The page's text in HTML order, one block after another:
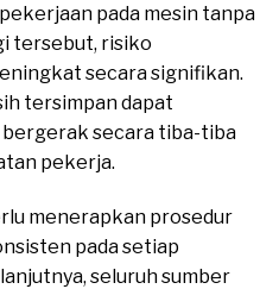
pada mesin tanpa
tersebut, risiko
secara signifikan.
tersimpan dapat
secara tiba-tiba
pekerja.
menerapkan prosedur
pada setiap
seluruh sumber